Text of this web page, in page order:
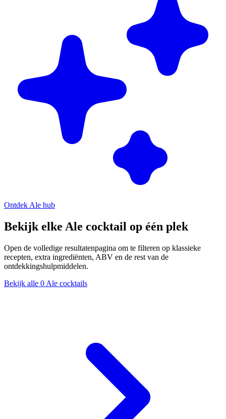
Ontdek Ale hub
Bekijk elke Ale cocktail op één plek
Open de volledige resultatenpagina om te filteren op klassieke
recepten, extra ingrediënten, ABV en de rest van de
ontdekkingshulpmiddelen.
Bekijk alle 0 Ale cocktails